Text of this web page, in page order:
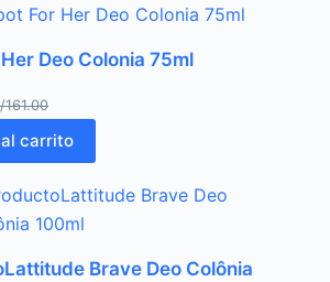
Deo Colonia 75ml
161.00
carrito
Brave Deo Colônia